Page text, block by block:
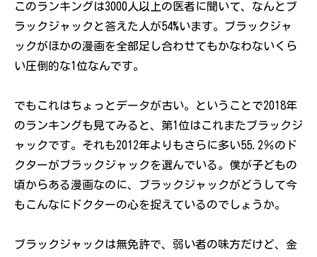
このランキングは3000人以上の医者に聞いて、なんとブ
ラックジャックと答えた人が54%います。ブラックジャ
ックがほかの漫画を全部足し合わせてもかなわないくら
い圧倒的な1位なんです。
でもこれはちょっとデータが古い。ということで2018年
のランキングも見てみると、第1位はこれまたブラックジ
ャックです。それも2012年よりもさらに多い55.2％のド
クターがブラックジャックを選んでいる。僕が子どもの
頃からある漫画なのに、ブラックジャックがどうして今
もこんなにドクターの心を捉えているのでしょうか。
ブラックジャックは無免許で、弱い者の味方だけど、金